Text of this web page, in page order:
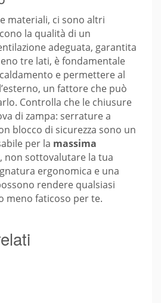
materiali, ci sono altri
la qualità di un
adeguata, garantita
tre lati, è fondamentale
e permettere al
un fattore che può
Controlla che le chiusure
di zampa: serrature a
blocco di sicurezza sono un
per la massima
non sottovalutare la tua
ergonomica e una
rendere qualsiasi
meno faticoso per te.